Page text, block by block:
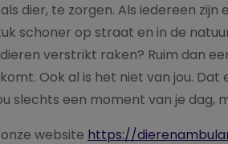
dier, te zorgen. Als iedereen
schoner op straat en in de
verstrikt raken? Ruim dan
Ook al is het niet van jou.
slechts een moment van je dag,
website https://